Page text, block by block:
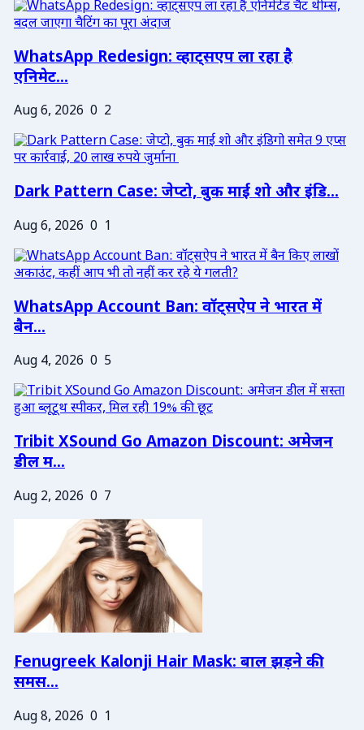
WhatsApp Redesign: व्हाट्सएप ला रहा है
एनिमेट...
Aug 6, 2026 0 2
Dark Pattern Case: जेप्टो, बुक माई शो और इंडि...
Aug 6, 2026 0 1
WhatsApp Account Ban: वॉट्सऐप ने भारत में
बैन...
Aug 4, 2026 0 5
Tribit XSound Go Amazon Discount: अमेजन
डील म...
Aug 2, 2026 0 7
Fenugreek Kalonji Hair Mask: बाल झड़ने की
समस...
Aug 8, 2026 0 1